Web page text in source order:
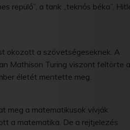
repülő”, a tank „teknős béka”,
okozott a szövetségeseknek. A
Mathison Turing viszont feltörte
életét mentette meg.
meg a matematikusok vívják
a matematika. De a rejtjelezés